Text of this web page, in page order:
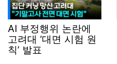
AI 부정행위 논란에
고려대 ‘대면 시험 원
칙’ 발표